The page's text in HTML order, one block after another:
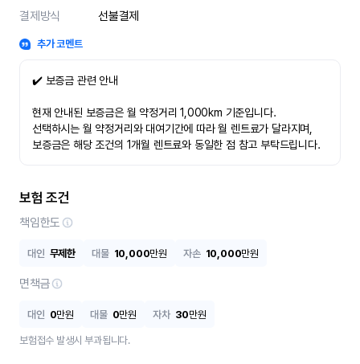
결제방식
선불결제
추가 코멘트
✔️ 보증금 관련 안내
현재 안내된 보증금은 월 약정거리 1,000km 기준입니다.
선택하시는 월 약정거리와 대여기간에 따라 월 렌트료가 달라지며,
보증금은 해당 조건의 1개월 렌트료와 동일한 점 참고 부탁드립니다.
보험 조건
책임한도
대인 무제한 대물 10,000만원 자손 10,000만원
면책금
대인 0만원 대물 0만원 자차 30만원
보험접수 발생시 부과됩니다.